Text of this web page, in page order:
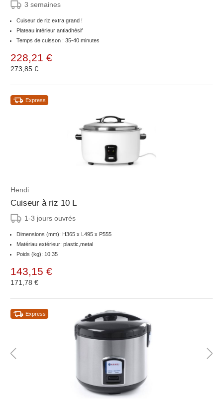
3 semaines
Cuiseur de riz extra grand !
Plateau intérieur antiadhésif
Temps de cuisson : 35-40 minutes
228,21 €
273,85 €
Express
Hendi
Cuiseur à riz 10 L
1-3 jours ouvrés
Dimensions (mm): H365 x L495 x P555
Matériau extérieur: plastic,metal
Poids (kg): 10.35
143,15 €
171,78 €
Express